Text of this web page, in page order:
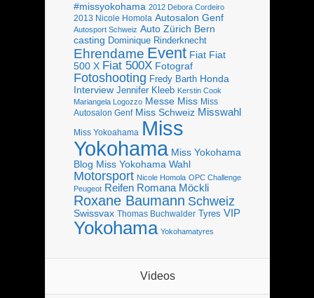
#missyokohama 2012 Debora Cordeiro
2013 Nicole Homola Autosalon Genf
Autosport Schweiz Auto Zürich Bern
casting Dominique Rinderknecht
Ehrendame Event Fiat Fiat
500 X Fiat 500X Fotograf
Fotoshooting Fredy Barth Honda
Interview Jennifer Kleeb Kerstin Cook
Mariangela Logozzo Messe Miss Miss
Autosalon Genf Miss Schweiz Misswahl
Miss Yokoahama Miss
Yokohama Miss Yokohama
Blog Miss Yokohama Wahl
Motorsport Nicole Homola OPC Challenge
Peugeot Reifen Romana Möckli
Roxane Baumann Schweiz
Swissvax Thomas Buchwalder Tyres VIP
Yokohama Yokohamatyres
Videos